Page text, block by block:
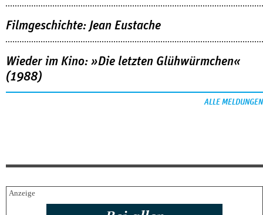
Filmgeschichte: Jean Eustache
Wieder im Kino: »Die letzten Glühwürmchen«
(1988)
ALLE MELDUNGEN